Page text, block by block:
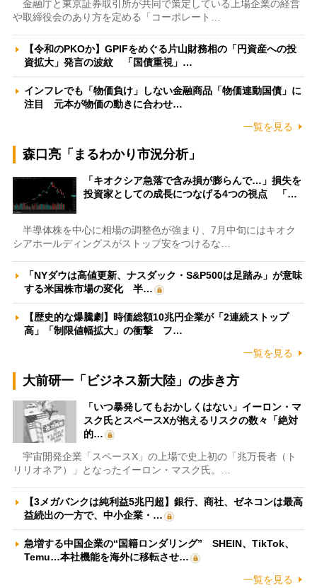
金融庁と東京証券取引所が共同で策定している上場企業の経営
や取締役会のあり方を定める「コーポレート…
【令和のPKOか】GPIFをめぐる片山財務相の「円資産への投
資拡大」発言の波紋 「国債重視」…
インフレでも「物価負け」しない金融商品「物価連動国債」に
注目 元本が物価の動きに合わせ…
一覧を見る
森口亮「まるわかり市況分析」
「キオクシア急落で含み損が膨らんで…」損失を
投資家としての成長につなげる4つの視点 「…
半導体株を中心に相場の調整色が強まり、7月中旬にはキオク
シアホールディングスがストップ安をつけるな…
「NYダウは高値更新、ナスダック・S&P500は足踏み」が意味
する米国株市場の変化 半…
【歴史的な爆騰劇】時価総額10兆円企業が「2連続ストップ
高」「制限値幅拡大」の衝撃 フ…
一覧を見る
大前研一「ビジネス新大陸」の歩き方
「いつ暴発してもおかしくはない」イーロン・マ
スク氏とスペースXが抱えるリスクの数々「絶対
的…
宇宙開発企業「スペースX」の上場で史上初の「兆万長者（ト
リリオネア）」となったイーロン・マスク氏。…
【3メガバンクは純利益5兆円超】銀行、商社、ゼネコンは最高
益続出の一方で、中小企業・…
急増する中国企業の“国籍ロンダリング” SHEIN、TikTok、
Temu…本社機能を海外に移転させ…
一覧を見る